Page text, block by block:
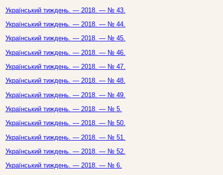
Український тиждень. — 2018. — № 43.
Український тиждень. — 2018. — № 44.
Український тиждень. — 2018. — № 45.
Український тиждень. — 2018. — № 46.
Український тиждень. — 2018. — № 47.
Український тиждень. — 2018. — № 48.
Український тиждень. — 2018. — № 49.
Український тиждень. — 2018. — № 5.
Український тиждень. — 2018. — № 50.
Український тиждень. — 2018. — № 51.
Український тиждень. — 2018. — № 52.
Український тиждень. — 2018. — № 6.